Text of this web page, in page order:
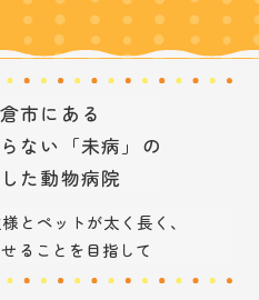
市にある
ない「未病」の
た動物病院
とペットが太く長く、
ることを目指して